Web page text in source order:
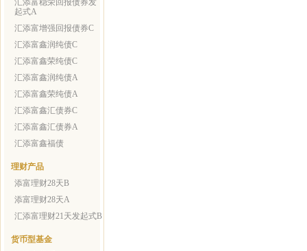
汇添富稳荣回报债券发
起式A
汇添富增强回报债券C
汇添富鑫润纯债C
汇添富鑫荣纯债C
汇添富鑫润纯债A
汇添富鑫荣纯债A
汇添富鑫汇债券C
汇添富鑫汇债券A
汇添富鑫福债
理财产品
添富理财28天B
添富理财28天A
汇添富理财21天发起式B
货币型基金